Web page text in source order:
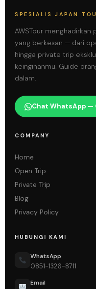
SPESIALIS JAPAN
AWSTour
yang berkesan — dari
hingga private trip
keinginanmu. Guide
dalam.
Chat WhatsApp —
COMPANY
Home
Open Trip
Private Trip
Blog
Privacy Policy
HUBUNGI KAMI
WhatsApp
0851-1326-8711
Email